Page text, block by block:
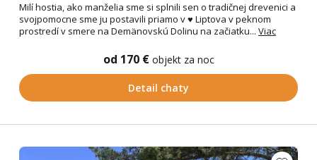
Milí hostia, ako manželia sme si splnili sen o tradičnej drevenici a
svojpomocne sme ju postavili priamo v ♥ Liptova v peknom
prostredí v smere na Demänovskú Dolinu na začiatku... Viac
od 170 € objekt za noc
Detail chaty